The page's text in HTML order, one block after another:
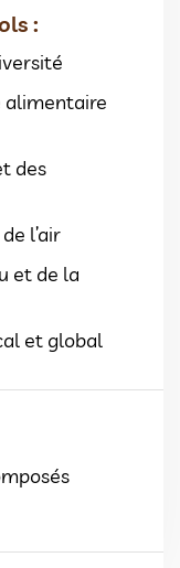
:
alimentaire
des
l’air
et de la
et global